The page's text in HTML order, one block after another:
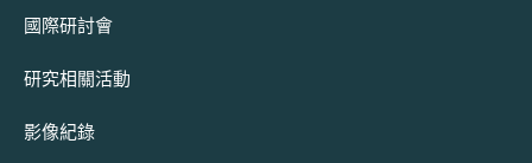
國際研討會
研究相關活動
影像紀錄